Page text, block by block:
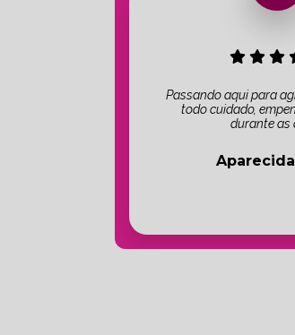
Passando aqui para
todo cuidado,
durante as